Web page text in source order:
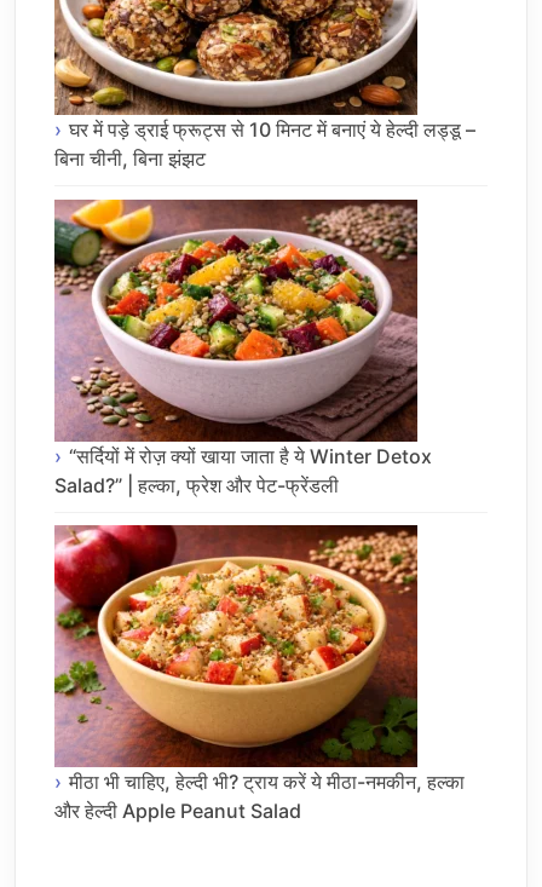
घर में पड़े ड्राई फ्रूट्स से 10 मिनट में बनाएं ये हेल्दी लड्डू –
बिना चीनी, बिना झंझट
“सर्दियों में रोज़ क्यों खाया जाता है ये Winter Detox
Salad?” | हल्का, फ्रेश और पेट-फ्रेंडली
मीठा भी चाहिए, हेल्दी भी? ट्राय करें ये मीठा-नमकीन, हल्का
और हेल्दी Apple Peanut Salad